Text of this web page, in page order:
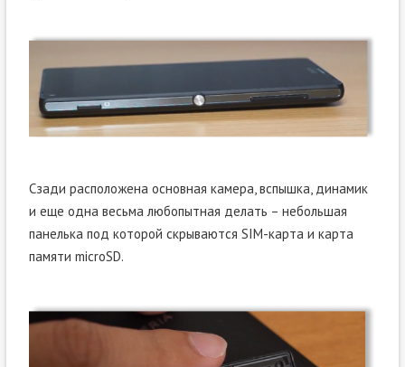
Сзади расположена основная камера, вспышка, динамик
и еще одна весьма любопытная делать – небольшая
панелька под которой скрываются SIM-карта и карта
памяти microSD.